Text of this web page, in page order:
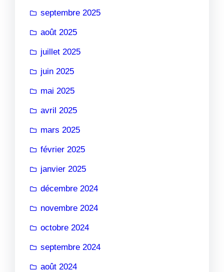
septembre 2025
août 2025
juillet 2025
juin 2025
mai 2025
avril 2025
mars 2025
février 2025
janvier 2025
décembre 2024
novembre 2024
octobre 2024
septembre 2024
août 2024